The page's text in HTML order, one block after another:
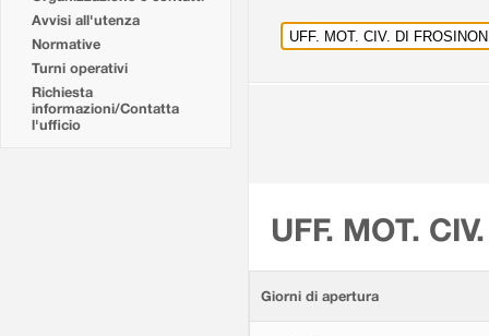
Avvisi all'utenza
Normative
Turni operativi
Richiesta
informazioni/Contatta
l'ufficio
UFF. MOT.
Giorni di apertura